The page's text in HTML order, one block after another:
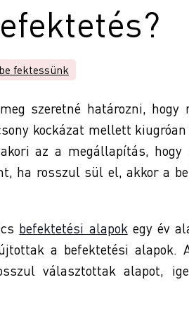
fektessünk
szeretné határozni,
kockázat mellett
az a megállapítás,
ha rosszul sül el, akkor a
befektetési alapok egy év
a befektetési alapok.
választottak alapot,